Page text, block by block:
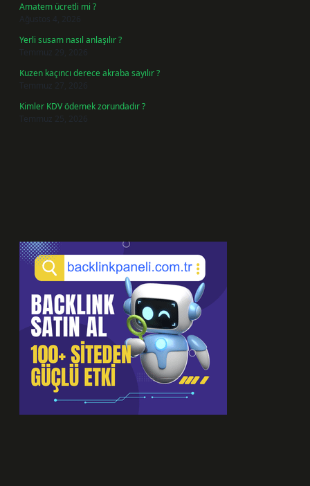
Amatem ücretli mi ?
Ağustos 4, 2026
Yerli susam nasıl anlaşılır ?
Temmuz 29, 2026
Kuzen kaçıncı derece akraba sayılır ?
Temmuz 27, 2026
Kimler KDV ödemek zorundadır ?
Temmuz 25, 2026